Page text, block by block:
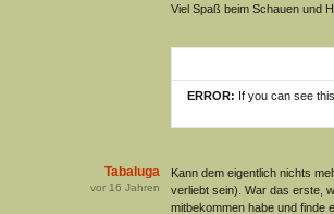
Viel Spaß beim Schauen und
ERROR: If you can see
Tabaluga
vor 16 Jahren
Kann dem eigentlich nichts
verliebt sein). War das erste,
mitbekommen habe und finde